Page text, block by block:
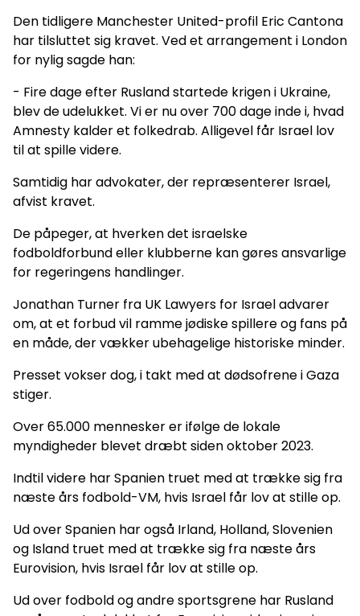
Den tidligere Manchester United-profil Eric Cantona
har tilsluttet sig kravet. Ved et arrangement i London
for nylig sagde han:
- Fire dage efter Rusland startede krigen i Ukraine,
blev de udelukket. Vi er nu over 700 dage inde i, hvad
Amnesty kalder et folkedrab. Alligevel får Israel lov
til at spille videre.
Samtidig har advokater, der repræsenterer Israel,
afvist kravet.
De påpeger, at hverken det israelske
fodboldforbund eller klubberne kan gøres ansvarlige
for regeringens handlinger.
Jonathan Turner fra UK Lawyers for Israel advarer
om, at et forbud vil ramme jødiske spillere og fans på
en måde, der vækker ubehagelige historiske minder.
Presset vokser dog, i takt med at dødsofrene i Gaza
stiger.
Over 65.000 mennesker er ifølge de lokale
myndigheder blevet dræbt siden oktober 2023.
Indtil videre har Spanien truet med at trække sig fra
næste års fodbold-VM, hvis Israel får lov at stille op.
Ud over Spanien har også Irland, Holland, Slovenien
og Island truet med at trække sig fra næste års
Eurovision, hvis Israel får lov at stille op.
Ud over fodbold og andre sportsgrene har Rusland